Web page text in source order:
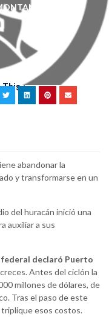
This :
abandonar la
y transformarse en un
del huracán inició una
auxiliar a sus
federal declaró Puerto
Antes del ciclón la
millones de dólares, de
Tras el paso de este
esos costos.